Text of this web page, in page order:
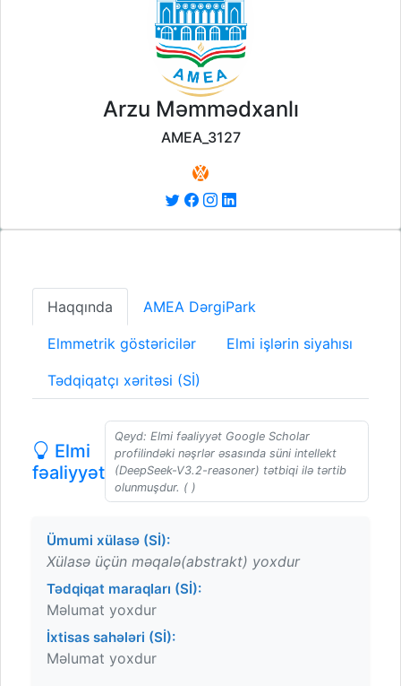
Arzu Məmmədxanlı
AMEA_3127
Haqqında AMEA DərgiPark
Elmmetrik göstəricilər Elmi işlərin siyahısı
Tədqiqatçı xəritəsi (Sİ)
Elmi
fəaliyyət
Qeyd: Elmi fəaliyyət Google Scholar
profilindəki nəşrlər əsasında süni intellekt
(DeepSeek-V3.2-reasoner) tətbiqi ilə tərtib
olunmuşdur. ( )
Ümumi xülasə (Sİ):
Xülasə üçün məqalə(abstrakt) yoxdur
Tədqiqat maraqları (Sİ):
Məlumat yoxdur
İxtisas sahələri (Sİ):
Məlumat yoxdur